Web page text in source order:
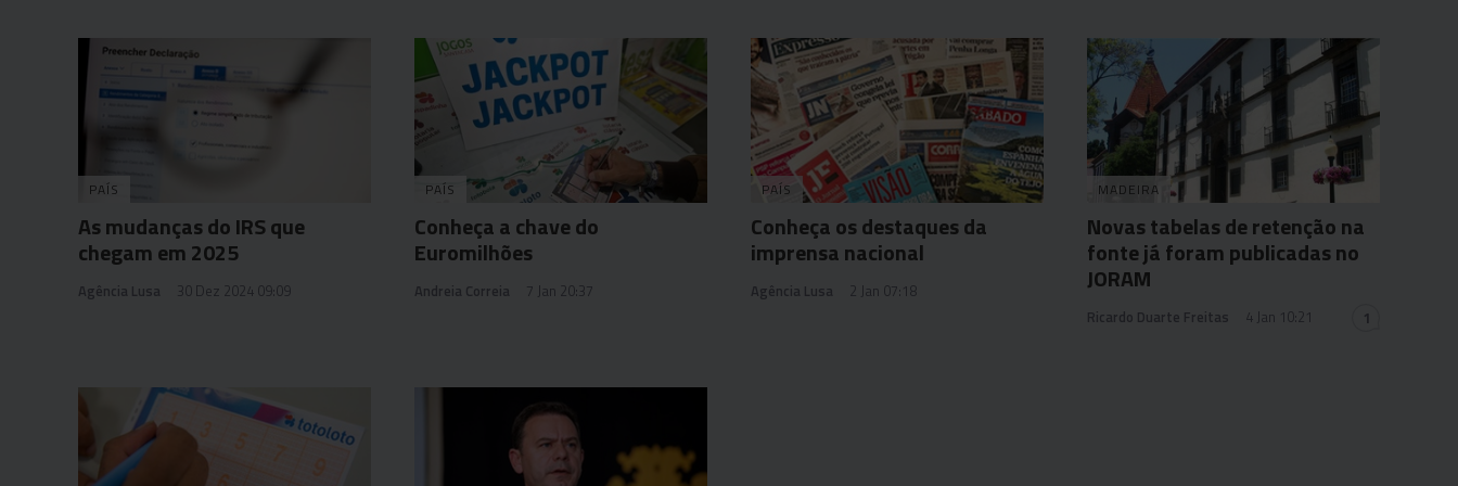
PAÍS
As mudanças do IRS que
chegam em 2025
Agência Lusa 30 Dez 2024 09:09
PAÍS
Conheça a chave do
Euromilhões
Andreia Correia 7 Jan 20:37
PAÍS
Conheça os destaques da
imprensa nacional
Agência Lusa 2 Jan 07:18
MADEIRA
Novas tabelas de retenção na
fonte já foram publicadas no
JORAM
Ricardo Duarte Freitas 4 Jan 10:21 1